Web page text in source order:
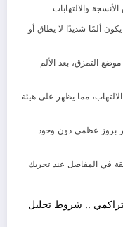
والالتهابات.
ألمًا شديدًا لا يطاق أو
التمزق، بعد الألم
مما يظهر على هيئة
بروز عظمي دون وجود
في المفاصل عند تحريك
.. شروط تحليل